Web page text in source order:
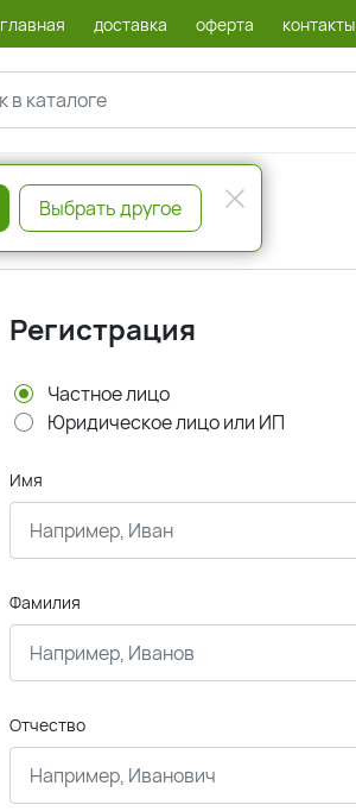
главная доставка оферта контакты
Регистрация
Частное лицо
Юридическое лицо или ИП
Имя
Фамилия
Отчество
Выбрать другое